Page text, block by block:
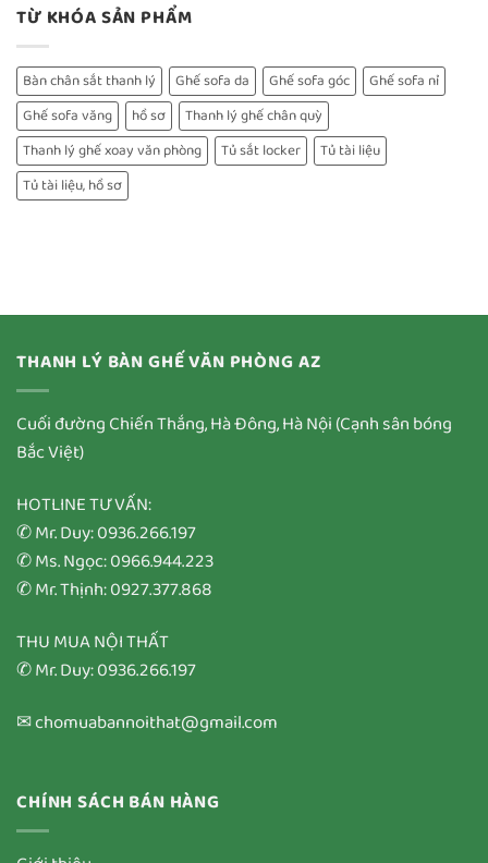
TỪ KHÓA SẢN PHẨM
Bàn chân sắt thanh lý Ghế sofa da Ghế sofa góc
Ghế sofa nỉ
Ghế sofa văng
hồ sơ
Thanh lý ghế chân quỳ
Thanh lý ghế xoay văn phòng
Tủ sắt locker
Tủ tài liệu
Tủ tài liệu, hồ sơ
THANH LÝ BÀN GHẾ VĂN PHÒNG AZ
Cuối đường Chiến Thắng, Hà Đông, Hà Nội (Cạnh sân bóng
Bắc Việt)
HOTLINE TƯ VẤN:
✆ Mr. Duy: 0936.266.197
✆ Ms. Ngọc: 0966.944.223
✆ Mr. Thịnh: 0927.377.868
THU MUA NỘI THẤT
✆ Mr. Duy: 0936.266.197
✉ chomuabannoithat@gmail.com
CHÍNH SÁCH BÁN HÀNG